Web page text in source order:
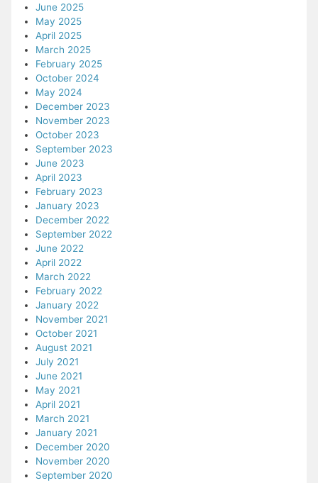
June 2025
May 2025
April 2025
March 2025
February 2025
October 2024
May 2024
December 2023
November 2023
October 2023
September 2023
June 2023
April 2023
February 2023
January 2023
December 2022
September 2022
June 2022
April 2022
March 2022
February 2022
January 2022
November 2021
October 2021
August 2021
July 2021
June 2021
May 2021
April 2021
March 2021
January 2021
December 2020
November 2020
September 2020